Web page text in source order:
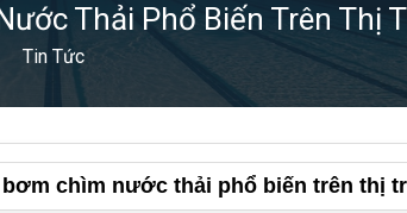
Thải Phổ Biến Trên Thị
Tin Tức
bơm chìm nước thải phổ biến trên thị